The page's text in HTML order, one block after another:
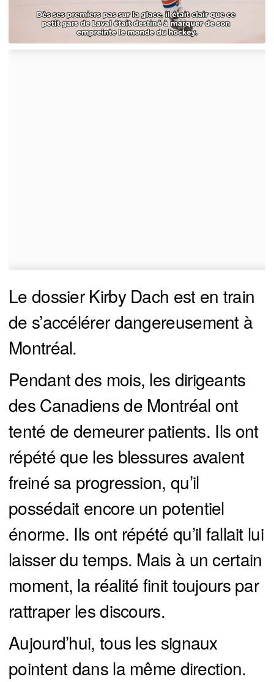
Le dossier Kirby Dach est en train
de s’accélérer dangereusement à
Montréal.
Pendant des mois, les dirigeants
des Canadiens de Montréal ont
tenté de demeurer patients. Ils ont
répété que les blessures avaient
freiné sa progression, qu’il
possédait encore un potentiel
énorme. Ils ont répété qu’il fallait lui
laisser du temps. Mais à un certain
moment, la réalité finit toujours par
rattraper les discours.
Aujourd’hui, tous les signaux
pointent dans la même direction.